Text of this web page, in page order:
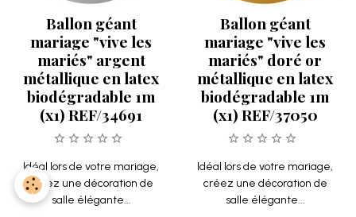
Ballon géant
mariage "vive les
mariés" argent
métallique en latex
biodégradable 1m
(x1) REF/34691
Idéal lors de votre mariage,
créez une décoration de
salle élégante...
Ballon géant
mariage "vive les
mariés" doré or
métallique en latex
biodégradable 1m
(x1) REF/37050
Idéal lors de votre mariage,
créez une décoration de
salle élégante...